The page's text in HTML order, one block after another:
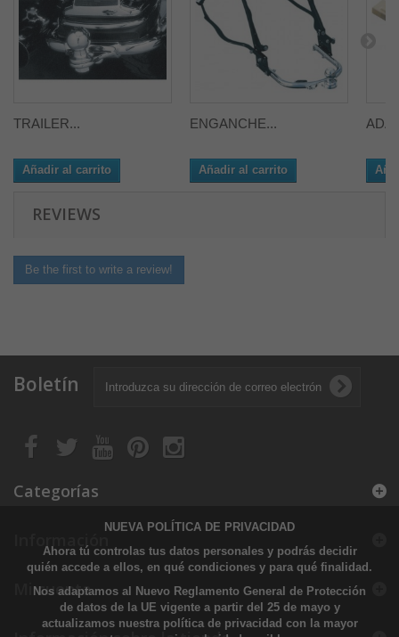
TRAILER...
Añadir al carrito
ENGANCHE...
Añadir al carrito
REVIEWS
Be the first to write a review!
Boletín
Categorías
Información
Mi cuenta
NUEVA POLÍTICA DE PRIVACIDAD
Ahora tú controlas tus datos personales y podrás decidir
quién accede a ellos, en qué condiciones y para qué finalidad.
Nos adaptamos al Nuevo Reglamento General de Protección
de datos de la UE vigente a partir del 25 de mayo y
actualizamos nuestra política de privacidad con la mayor